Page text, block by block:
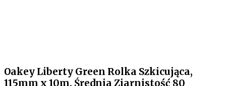
Oakey Liberty Green Rolka Szkicująca,
115mm x 10m, Średnia Ziarnistość 80